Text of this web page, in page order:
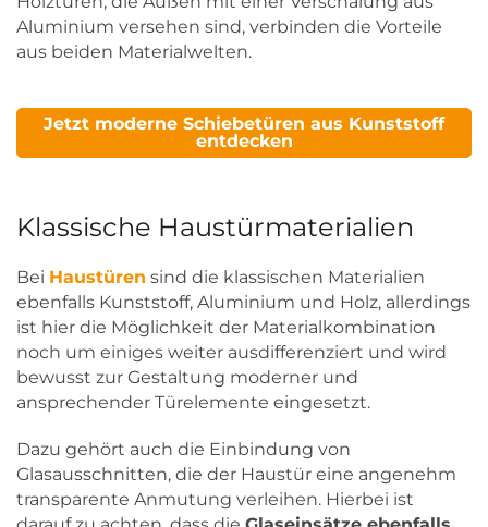
Aluminium versehen sind, verbinden die Vorteile
aus beiden Materialwelten.
Jetzt moderne Schiebetüren aus Kunststoff
entdecken
Klassische Haustürmaterialien
Bei Haustüren sind die klassischen Materialien
ebenfalls Kunststoff, Aluminium und Holz, allerdings
ist hier die Möglichkeit der Materialkombination
noch um einiges weiter ausdifferenziert und wird
bewusst zur Gestaltung moderner und
ansprechender Türelemente eingesetzt.
Dazu gehört auch die Einbindung von
Glasausschnitten, die der Haustür eine angenehm
transparente Anmutung verleihen. Hierbei ist